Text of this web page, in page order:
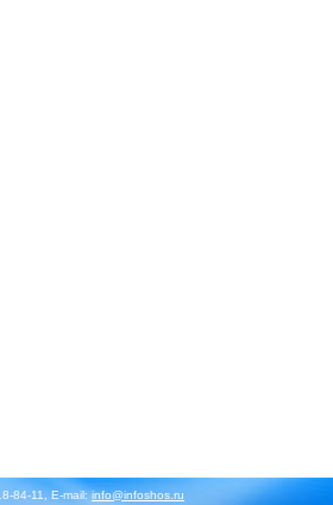
84-11, E-mail:info@infoshos.ru